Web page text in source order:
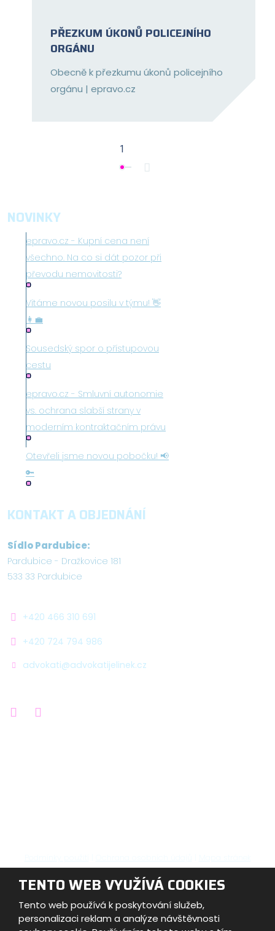
PŘEZKUM ÚKONŮ POLICEJNÍHO
ORGÁNU
Obecně k přezkumu úkonů policejního
orgánu | epravo.cz
1
NOVINKY
epravo.cz - Kupní cena není
všechno. Na co si dát pozor při
převodu nemovitosti?
Vítáme novou posilu v týmu! 👋
👩‍💼
Sousedský spor o přístupovou
cestu
epravo.cz - Smluvní autonomie
vs. ochrana slabší strany v
moderním kontraktačním právu
Otevřeli jsme novou pobočku! 📢
🔑
KONTAKT A OBJEDNÁNÍ
Sídlo Pardubice:
Pardubice - Dražkovice 181
533 33 Pardubice
+420 466 310 691
+420 724 794 986
advokati@advokatijelinek.cz
© Advokátní kancelář JELÍNEK & Partneři s.r.o. 2026,
TENTO WEB VYUŽÍVÁ COOKIES
Tento web používá k poskytování služeb,
personalizaci reklam a analýze návštěvnosti